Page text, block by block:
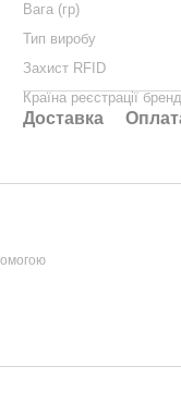
Вага (гр)
Тип виробу
Захист RFID
Країна реєстрації
Доставка